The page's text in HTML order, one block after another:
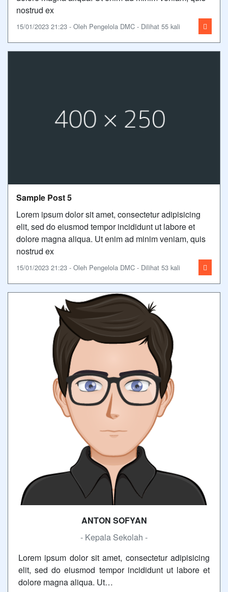
nostrud ex
15/01/2023 21:23 - Oleh Pengelola DMC - Dilihat 55 kali
Sample Post 5
Lorem ipsum dolor sit amet, consectetur adipisicing
elit, sed do eiusmod tempor incididunt ut labore et
dolore magna aliqua. Ut enim ad minim veniam, quis
nostrud ex
15/01/2023 21:23 - Oleh Pengelola DMC - Dilihat 53 kali
ANTON SOFYAN
- Kepala Sekolah -
Lorem ipsum dolor sit amet, consectetur adipisicing
elit, sed do eiusmod tempor incididunt ut labore et
dolore magna aliqua. Ut…